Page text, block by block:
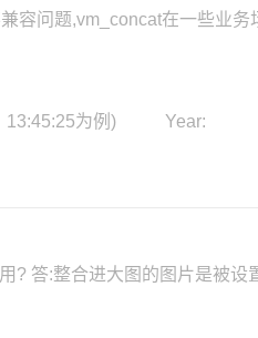
容问题,vm_concat在一些业
02 13:45:25为例) Year:
答:整合进大图的图片是被